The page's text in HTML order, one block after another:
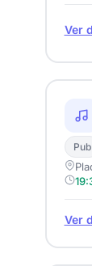
Ver
Pub
Ver